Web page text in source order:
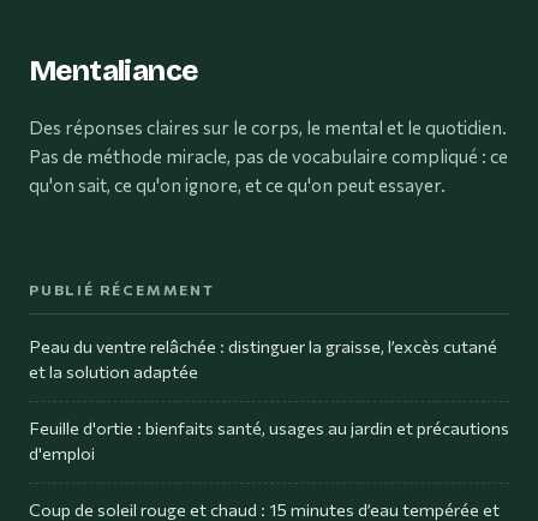
Mentaliance
Des réponses claires sur le corps, le mental et le quotidien.
Pas de méthode miracle, pas de vocabulaire compliqué : ce
qu'on sait, ce qu'on ignore, et ce qu'on peut essayer.
PUBLIÉ RÉCEMMENT
Peau du ventre relâchée : distinguer la graisse, l’excès cutané
et la solution adaptée
Feuille d'ortie : bienfaits santé, usages au jardin et précautions
d'emploi
Coup de soleil rouge et chaud : 15 minutes d’eau tempérée et